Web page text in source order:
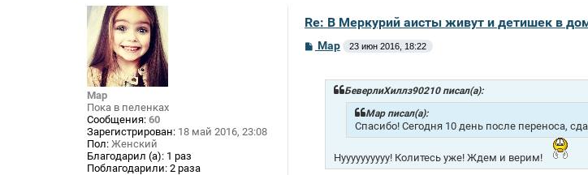
Mар
Пока в пеленках
Сообщения: 60
Зарегистрирован: 18 май 2016, 23:08
Пол: Женский
Благодарил (а): 1 раз
Поблагодарили: 2 раза
Re: В Меркурий аисты живут и детишек в
СMар 23 июн 2016, 18:22
БеверлиХиллз90210 писал(а):
Mар писал(а):
Спасибо! Сегодня 10 день после переноса,
Нуууууууууу! Колитесь уже! Ждем и верим!